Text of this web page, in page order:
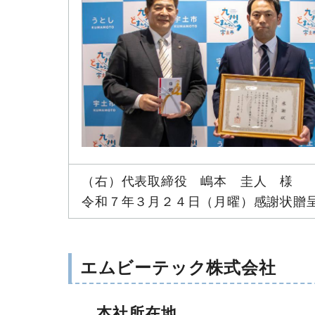
（右）代表取締役 嶋本 圭人 様
令和７年３月２４日（月曜）感謝状贈
エムビーテック株式会社